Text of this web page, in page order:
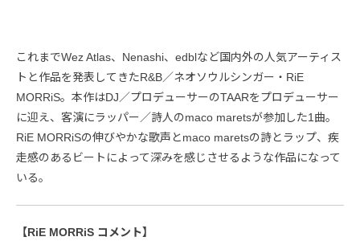
これまでWez Atlas、Nenashi、edblなど国内外の人気アーティス
トと作品を発表してきたR&B／ネオソウルシンガー・RiE
MORRiS。本作はDJ／プロデューサーのTAARをプロデューサー
に迎え、客演にラッパー／詩人のmaco maretsが参加した1曲。
RiE MORRiSの伸びやかな歌声とmaco maretsの詩とラップ、疾
走感のあるビートによって深みを感じさせるような作品になって
いる。
【RiE MORRiS コメント】